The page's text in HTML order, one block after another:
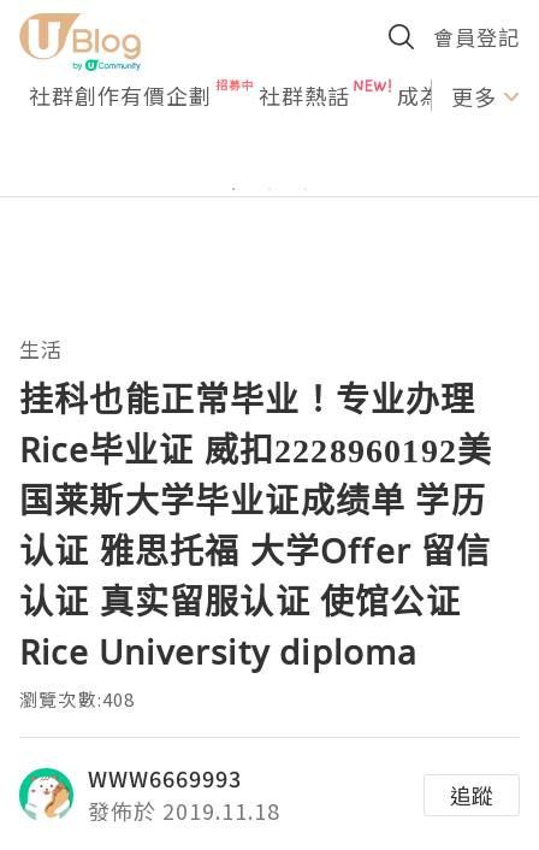
會員登記
社群創作有價企劃 社群熱話 成為U更多
生活
挂科也能正常毕业！专业办理
Rice毕业证 威扣2228960192美
国莱斯大学毕业证成绩单 学历
认证 雅思托福 大学Offer 留信
认证 真实留服认证 使馆公证
Rice University diploma
瀏覽次數:408
WWW6669993
發佈於 2019.11.18
追蹤